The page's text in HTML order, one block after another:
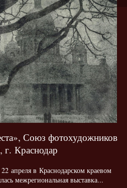
Союз фотохудожников
г. Краснодар
апреля в Краснодарском краевом
межрегиональная выставка...